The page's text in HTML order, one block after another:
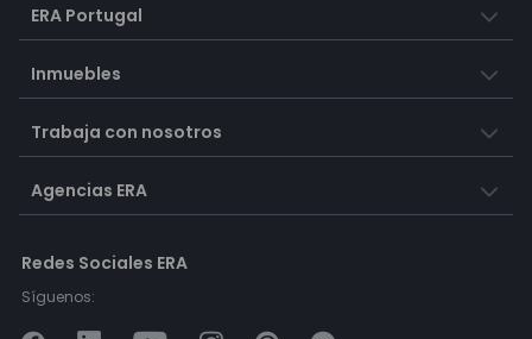
ERA Portugal
Inmuebles
Trabaja con nosotros
Agencias ERA
Redes Sociales ERA
Síguenos: